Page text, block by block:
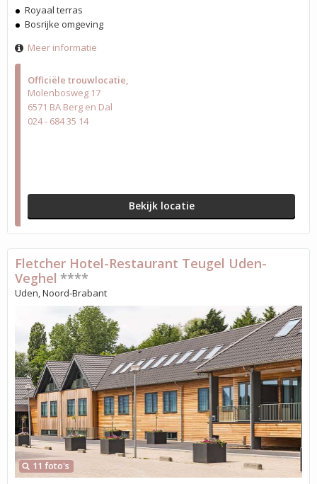
Officiële trouwlocatie
Molenbosweg 17
6571 BA Berg en Dal
024 - 684 35 14
Bekijk locatie
Royaal terras
Bosrijke omgeving
Meer informatie
11 foto's
Fletcher Hotel-Restaurant Teugel Uden-
Veghel ****
Uden, Noord-Brabant